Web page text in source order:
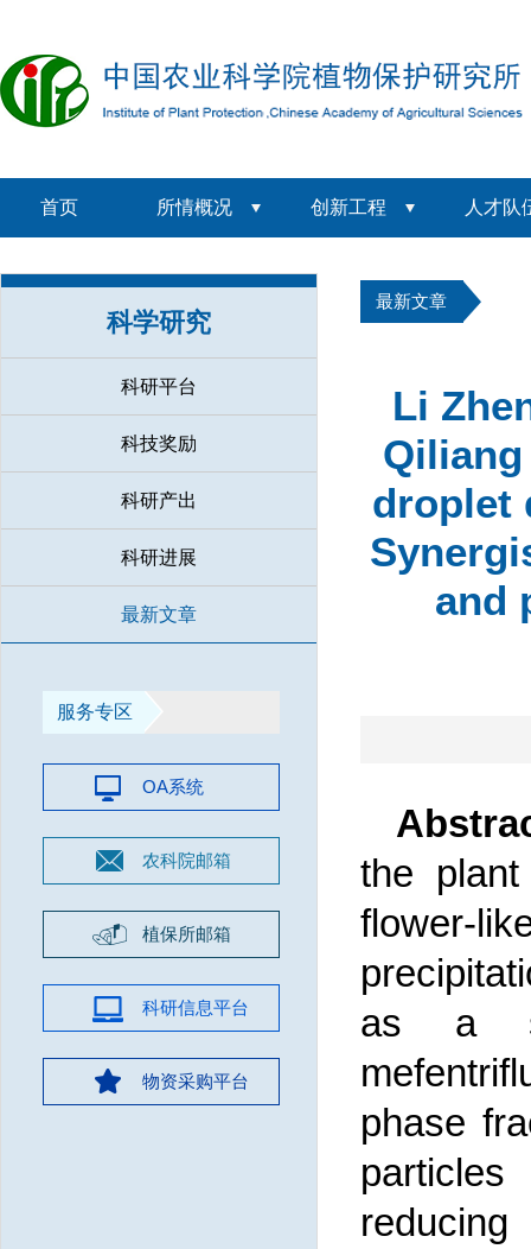
首页 所情概况 创新工程 人才队
科学研究
科研平台
科技奖励
科研产出
科研进展
最新文章
服务专区
OA系统
农科院邮箱
植保所邮箱
科研信息平台
物资采购平台
最新文章
Li
droplet
and
the
flower-
as a
phase